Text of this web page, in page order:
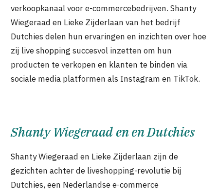
verkoopkanaal voor e-commercebedrijven. Shanty
Wiegeraad en Lieke Zijderlaan van het bedrijf
Dutchies delen hun ervaringen en inzichten over hoe
zij live shopping succesvol inzetten om hun
producten te verkopen en klanten te binden via
sociale media platformen als Instagram en TikTok.
Shanty Wiegeraad en en Dutchies
Shanty Wiegeraad en Lieke Zijderlaan zijn de
gezichten achter de liveshopping-revolutie bij
Dutchies, een Nederlandse e-commerce